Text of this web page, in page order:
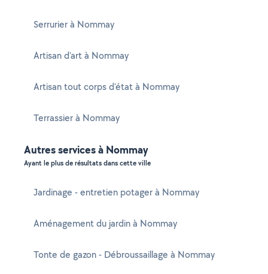
Serrurier à Nommay
Artisan d'art à Nommay
Artisan tout corps d'état à Nommay
Terrassier à Nommay
Autres services à Nommay
Ayant le plus de résultats dans cette ville
Jardinage - entretien potager à Nommay
Aménagement du jardin à Nommay
Tonte de gazon - Débroussaillage à Nommay